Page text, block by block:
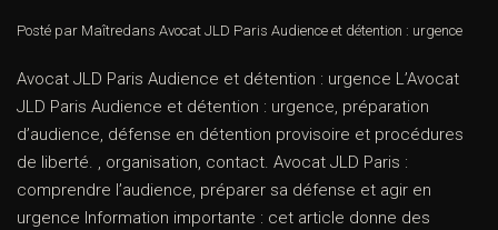
Posté par Maîtredans Avocat JLD Paris Audience et détention : urgence
Avocat JLD Paris Audience et détention : urgence L’Avocat
JLD Paris Audience et détention : urgence, préparation
d’audience, défense en détention provisoire et procédures
de liberté. , organisation, contact. Avocat JLD Paris :
comprendre l’audience, préparer sa défense et agir en
urgence Information importante : cet article donne des